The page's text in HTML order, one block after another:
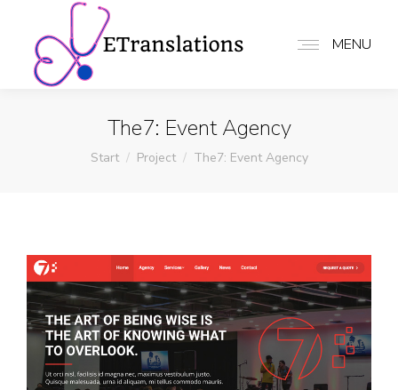
MENU
The7: Event Agency
Sie befinden sich hier:
Start Project The7: Event Agency